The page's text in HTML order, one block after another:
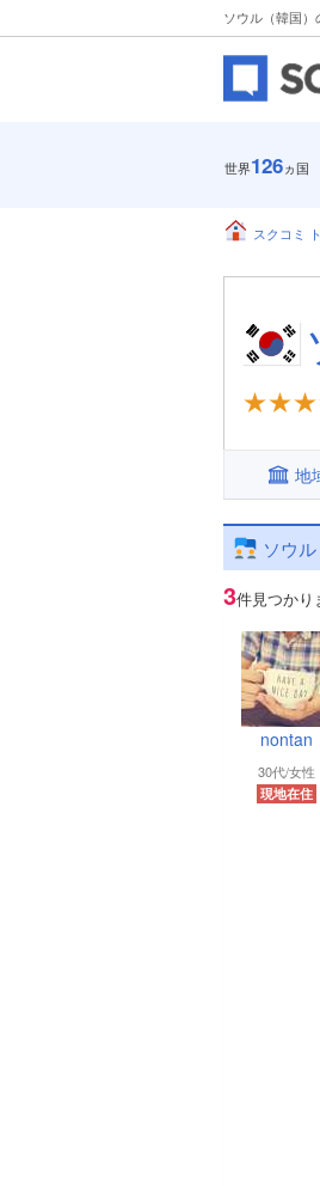
ソウル（韓国）
世界126ヵ国
スクコミ
地
ソウ
3件見つかり
nontan
30代/女性
現地在住